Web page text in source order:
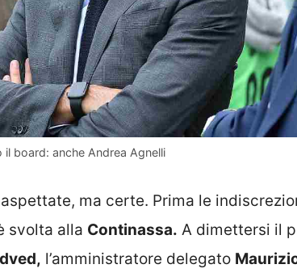
board: anche Andrea Agnelli
ma certe. Prima le
svolta alla Continassa. A dimettersi il
l’amministratore delegato